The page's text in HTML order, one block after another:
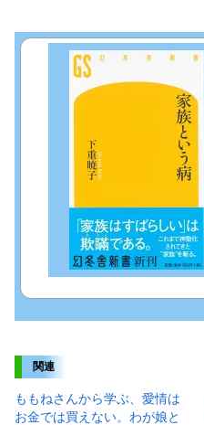
関連
ももねさんから学ぶ、愛情は
お金では買えない。わが娘と